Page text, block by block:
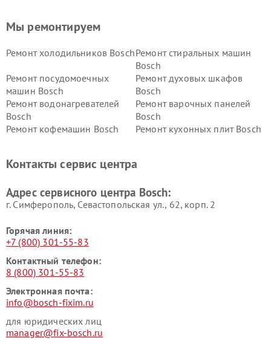
Мы ремонтируем
Ремонт холодильников BoschРемонт стиральных машин
Bosch
Ремонт посудомоечных
машин Bosch
Ремонт духовых шкафов
Bosch
Ремонт водонагревателей
Bosch
Ремонт варочных панелей
Bosch
Ремонт кофемашин Bosch
Ремонт кухонных плит Bosch
Ремонт сушильных автоматовРемонт морозильных камер
Контакты сервис центра
Адрес сервисного центра Bosch:
г. Симферополь, Севастопольская ул., 62, корп. 2
Горячая линия:
+7 (800) 301-55-83
Контактный телефон:
8 (800) 301-55-83
Электронная почта:
info@bosch-fixim.ru
для юридических лиц
manager@fix-bosch.ru